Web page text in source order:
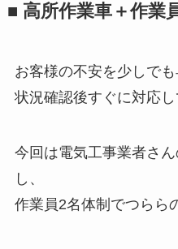
■ 高所作業車＋作業
お客様の不安を少しでも
状況確認後すぐに対応し
今回は電気工事業者さ
し、
作業員2名体制でつらら